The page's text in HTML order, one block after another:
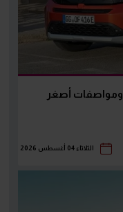
ومواصفات أصغر
الثلاثاء 04 أغسطس 2026